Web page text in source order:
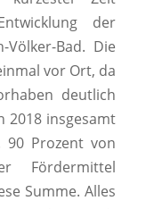
der
Bad. Die
vor Ort, da
deutlich
2018 insgesamt
90 Prozent von
Fördermittel
Summe. Alles